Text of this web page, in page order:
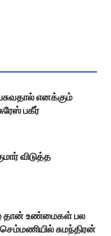
எனக்கும்
பகீர்
விடுத்த
தான் உண்மைகள் பல
சுமந்திரன்